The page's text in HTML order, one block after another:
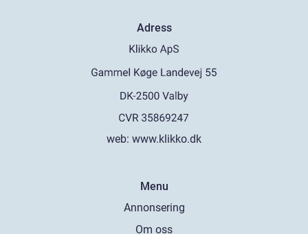
Adress
web: www.klikko.dk
Menu
Annonsering
Om oss